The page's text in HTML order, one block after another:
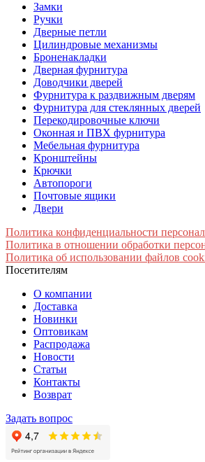
Замки
Ручки
Дверные петли
Цилиндровые механизмы
Броненакладки
Дверная фурнитура
Доводчики дверей
Фурнитура к раздвижным дверям
Фурнитура для стеклянных дверей
Перекодировочные ключи
Оконная и ПВХ фурнитура
Мебельная фурнитура
Кронштейны
Крючки
Автопороги
Почтовые ящики
Двери
Политика конфиденциальности
Политика в отношении обработки
Политика об использовании файлов
Посетителям
О компании
Доставка
Новинки
Оптовикам
Распродажа
Новости
Статьи
Контакты
Возврат
Задать вопрос